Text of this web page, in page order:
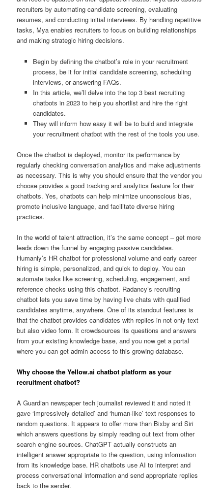
recruiters by automating candidate screening, evaluating
resumes, and conducting initial interviews. By handling repetitive
tasks, Mya enables recruiters to focus on building relationships
and making strategic hiring decisions.
Begin by defining the chatbot’s role in your recruitment
process, be it for initial candidate screening, scheduling
interviews, or answering FAQs.
In this article, we’ll delve into the top 3 best recruiting
chatbots in 2023 to help you shortlist and hire the right
candidates.
They will inform how easy it will be to build and integrate
your recruitment chatbot with the rest of the tools you use.
Once the chatbot is deployed, monitor its performance by
regularly checking conversation analytics and make adjustments
as necessary. This is why you should ensure that the vendor you
choose provides a good tracking and analytics feature for their
chatbots. Yes, chatbots can help minimize unconscious bias,
promote inclusive language, and facilitate diverse hiring
practices.
In the world of talent attraction, it’s the same concept – get more
leads down the funnel by engaging passive candidates.
Humanly’s HR chatbot for professional volume and early career
hiring is simple, personalized, and quick to deploy. You can
automate tasks like screening, scheduling, engagement, and
reference checks using this chatbot. Radancy’s recruiting
chatbot lets you save time by having live chats with qualified
candidates anytime, anywhere. One of its standout features is
that the chatbot provides candidates with replies in not only text
but also video form. It crowdsources its questions and answers
from your existing knowledge base, and you now get a portal
where you can get admin access to this growing database.
Why choose the Yellow.ai chatbot platform as your
recruitment chatbot?
A Guardian newspaper tech journalist reviewed it and noted it
gave ‘impressively detailed’ and ‘human-like’ text responses to
random questions. It appears to offer more than Bixby and Siri
which answers questions by simply reading out text from other
search engine sources. ChatGPT actually constructs an
intelligent answer appropriate to the question, using information
from its knowledge base. HR chatbots use AI to interpret and
process conversational information and send appropriate replies
back to the sender.